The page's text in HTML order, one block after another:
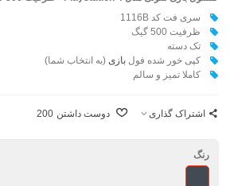
سری فت کد 1116B
ظرفیت 500 گیگ
تک دسته
کپی خور شده فولبازی (به انتخاب شما)
کاملا تمیز و سالم
اشتراک گذاری دوست داشتن 200
رنگ
مشکی